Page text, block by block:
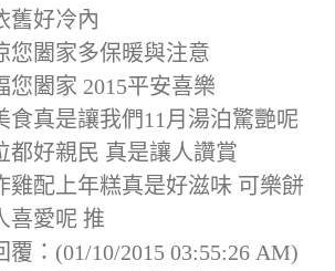
舊好冷內
您闔家多保暖與注意
您闔家 2015平安喜樂
食真是讓我們11月湯泊驚艷呢
都好親民 真是讓人讚賞
雞配上年糕真是好滋味 可樂餅
喜愛呢 推
覆：(01/10/2015 03:55:26 AM)